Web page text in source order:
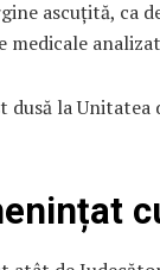
ascuțită, ca
la Unitatea